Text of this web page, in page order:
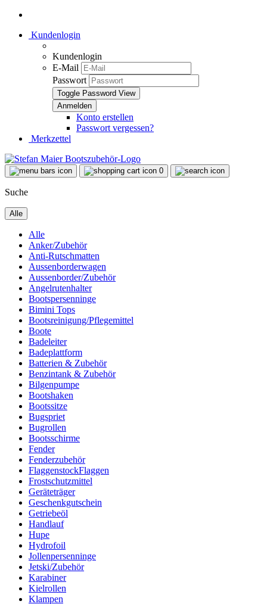
Kundenlogin
Kundenlogin
E-Mail
Passwort
Toggle Password View
Konto erstellen
Passwort vergessen?
Merkzettel
0
Suche
Alle
Alle
Anker/Zubehör
Anti-Rutschmatten
Aussenborderwagen
Aussenborder/Zubehör
Angelrutenhalter
Bootspersenninge
Bimini Tops
Bootsreinigung/Pflegemittel
Boote
Badeleiter
Badeplattform
Batterien & Zubehör
Benzintank & Zubehör
Bilgenpumpe
Bootshaken
Bootssitze
Bugspriet
Bugrollen
Bootsschirme
Fender
Fenderzubehör
FlaggenstockFlaggen
Frostschutzmittel
Geräteträger
Geschenkgutschein
Getriebeöl
Handlauf
Hupe
Hydrofoil
Jollenpersenninge
Jetski/Zubehör
Karabiner
Kielrollen
Klampen